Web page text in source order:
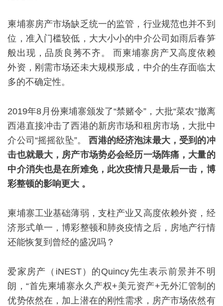
柬埔寨房产市场缺乏统一的监管，行业规范也并不到
位，准入门槛较低，大大小小的中介公司如雨后春笋
般出现，品质良莠不齐。 而柬埔寨房产又高度依赖
外资，刚需市场还未大规模形成，中介的生存面临太
多的不确定性。
2019年8月份柬埔寨颁发了“禁赌令”，大批“菜农”撤离
西港直接冲击了西港的新房市场和租房市场，大批中
介公司“摇摇欲坠”。西港的经济泡沫最大，受到的冲
击也就最大，房产市场势必会经历一场阵痛，大量的
中介消失也是在所难免，此次疫情只是最后一击，博
彩整顿的影响更大 。
柬埔寨工业基础薄弱，支柱产业又高度依赖外资，经
济形式单一，博彩整顿和肺炎疫情之后，房地产行情
还能恢复到曾经的盛况吗？
爱家房产（iNEST）的Quincy先生表示前景并不明
朗，“首先柬埔寨永久产权+美元资产+无外汇管制的
优势依然在，加上潜在的刚性需求，房产市场依然有